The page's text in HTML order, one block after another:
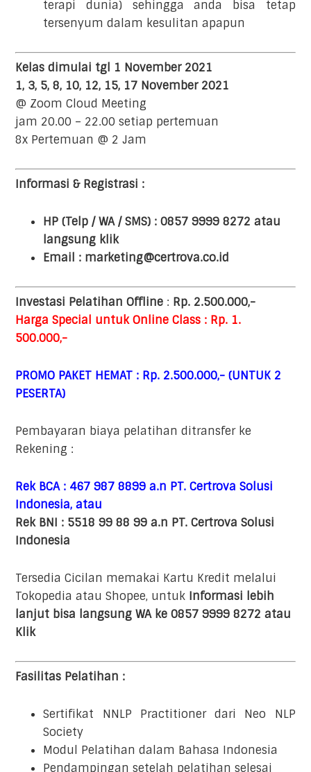
terapi dunia) sehingga anda bisa tetap
tersenyum dalam kesulitan apapun
Kelas dimulai tgl 1 November 2021
1, 3, 5, 8, 10, 12, 15, 17 November 2021
@ Zoom Cloud Meeting
jam 20.00 – 22.00 setiap pertemuan
8x Pertemuan @ 2 Jam
Informasi & Registrasi :
HP (Telp / WA / SMS) : 0857 9999 8272 atau
langsung klik
Email : marketing@certrova.co.id
Investasi Pelatihan Offline : Rp. 2.500.000,-
Harga Special untuk Online Class : Rp. 1.
500.000,-
PROMO PAKET HEMAT : Rp. 2.500.000,- (UNTUK 2
PESERTA)
Pembayaran biaya pelatihan ditransfer ke
Rekening :
Rek BCA : 467 987 8899 a.n PT. Certrova Solusi
Indonesia, atau
Rek BNI : 5518 99 88 99 a.n PT. Certrova Solusi
Indonesia
Tersedia Cicilan memakai Kartu Kredit melalui
Tokopedia atau Shopee, untuk Informasi lebih
lanjut bisa langsung WA ke 0857 9999 8272 atau
Klik
Fasilitas Pelatihan :
Sertifikat NNLP Practitioner dari Neo NLP
Society
Modul Pelatihan dalam Bahasa Indonesia
Pendampingan setelah pelatihan selesai